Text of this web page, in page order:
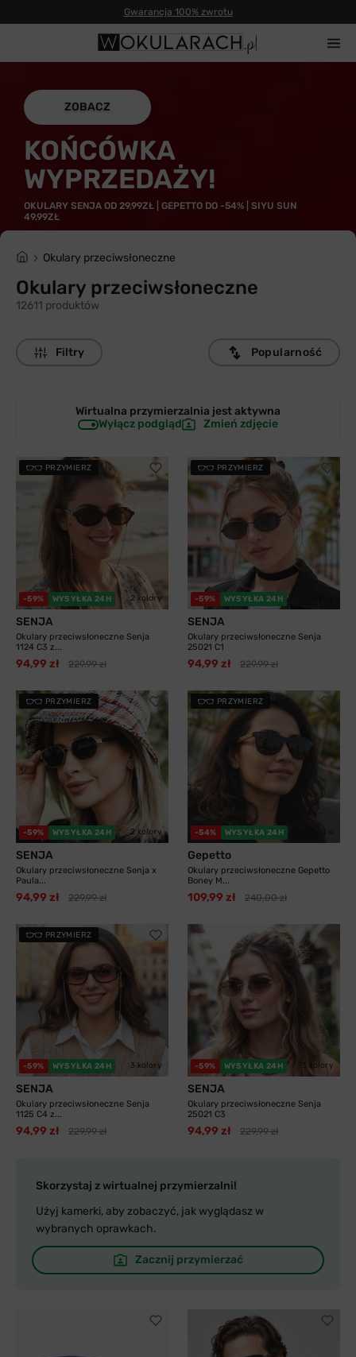
ZOBACZ
KOŃCÓWKA
WYPRZEDAŻY!
OKULARY SENJA OD 29,99ZŁ | GEPETTO DO -54% | SIYU SUN
49,99ZŁ
Okulary przeciwsłoneczne
Okulary przeciwsłoneczne
12611 produktów
Filtry Popularność
Wirtualna przymierzalnia jestaktywna
Wyłącz podgląd
Zmień zdjęcie
PRZYMIERZ
-59% WYSYŁKA 24H 2 kolory
SENJA
Okulary przeciwsłoneczne Senja
1124 C3 z...
94,99 zł 229,99 zł
PRZYMIERZ
-59% WYSYŁKA 24H
SENJA
Okulary przeciwsłoneczne Senja
25021 C1
94,99 zł 229,99 zł
PRZYMIERZ
-59% WYSYŁKA 24H 2 kolory
SENJA
Okulary przeciwsłoneczne Senja x
Paula...
94,99 zł 229,99 zł
PRZYMIERZ
-54% WYSYŁKA 24H
Gepetto
Okulary przeciwsłoneczne Gepetto
Boney M...
109,99 zł 240,00 zł
PRZYMIERZ
-59% WYSYŁKA 24H 3 kolory
SENJA
Okulary przeciwsłoneczne Senja
1125 C4 z...
94,99 zł 229,99 zł
-59% WYSYŁKA 24H 3 kolory
SENJA
Okulary przeciwsłoneczne Senja
25021 C3
94,99 zł 229,99 zł
Skorzystaj z wirtualnej przymierzalni!
Użyj kamerki, aby zobaczyć, jak wyglądasz w
wybranych oprawkach.
Zacznij przymierzać